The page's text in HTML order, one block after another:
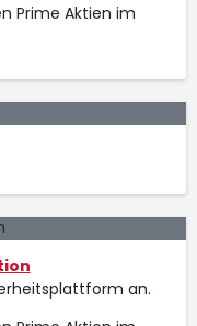
Prime Aktien im
an.